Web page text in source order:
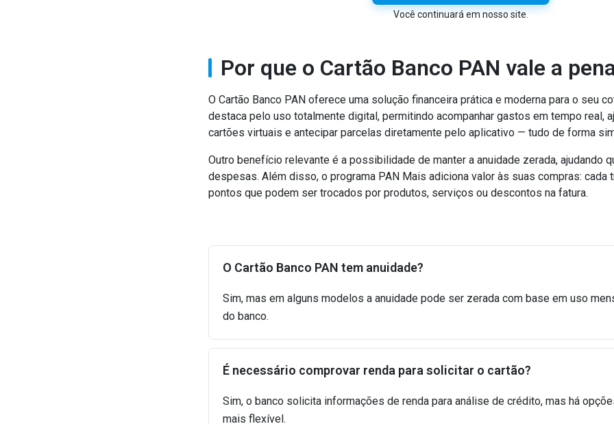
Você continuará em nosso site.
Por que o Cartão Banco PAN vale a
O Cartão Banco PAN oferece uma solução financeira prática e moderna para o seu
destaca pelo uso totalmente digital, permitindo acompanhar gastos em tempo real,
cartões virtuais e antecipar parcelas diretamente pelo aplicativo — tudo de forma
Outro benefício relevante é a possibilidade de manter a anuidade zerada, ajudando
despesas. Além disso, o programa PAN Mais adiciona valor às suas compras: cada
pontos que podem ser trocados por produtos, serviços ou descontos na fatura.
O Cartão Banco PAN tem anuidade?
Sim, mas em alguns modelos a anuidade pode ser zerada com base em uso
do banco.
É necessário comprovar renda para solicitar o cartão?
Sim, o banco solicita informações de renda para análise de crédito, mas há
mais flexível.